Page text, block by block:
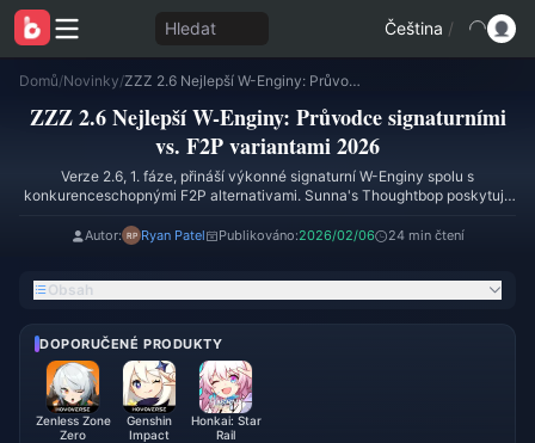
Hledat Čeština /
Domů/Novinky/ ZZZ 2.6 Nejlepší W-Enginy: Průvodce signaturními vs. F2P variantami 2026
ZZZ 2.6 Nejlepší W-Enginy: Průvodce signaturními
vs. F2P variantami 2026
Verze 2.6, 1. fáze, přináší výkonné signaturní W-Enginy spolu s
konkurenceschopnými F2P alternativami. Sunna's Thoughtbop poskytuje
fyzickému poškození, čímž překonává rozpočtové možnosti jako Weeping
dostupnými alternativami pomocí reálných statistik a poskytuje efektivní
Autor: Ryan Patel Publikováno:2026/02/06 24 min čtení
Obsah
DOPORUČENÉ PRODUKTY
Zenless Zone
Zero
Genshin
Impact
Honkai: Star
Rail